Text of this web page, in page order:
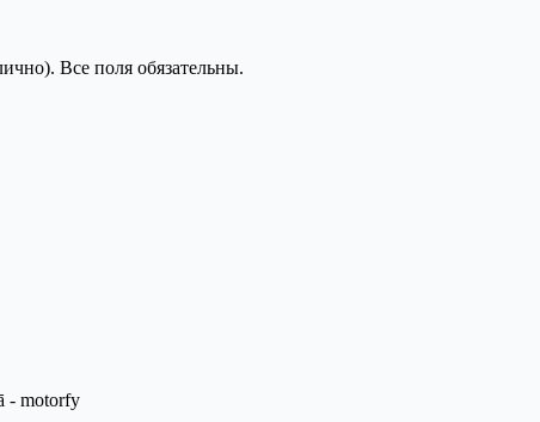
Все поля обязательны.
- motorfy